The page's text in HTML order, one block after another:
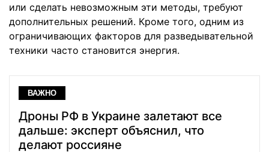
или сделать невозможным эти методы, требуют
дополнительных решений. Кроме того, одним из
ограничивающих факторов для разведывательной
техники часто становится энергия.
ВАЖНО
Дроны РФ в Украине залетают все
дальше: эксперт объяснил, что
делают россияне